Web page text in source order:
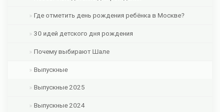
Где отметить день рождения ребёнка в Москве?
30 идей детского дня рождения
Почему выбирают Шале
Выпускные
Выпускные 2025
Выпускные 2024